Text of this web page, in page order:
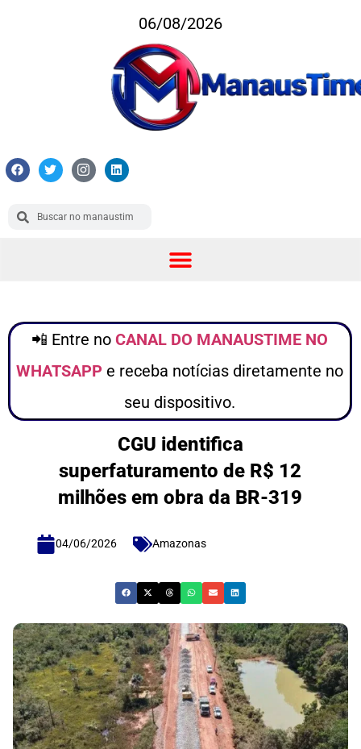
06/08/2026
📲 Entre no CANAL DO MANAUSTIME NO
WHATSAPP e receba notícias diretamente no
seu dispositivo.
CGU identifica
superfaturamento de R$ 12
milhões em obra da BR-319
04/06/2026 Amazonas